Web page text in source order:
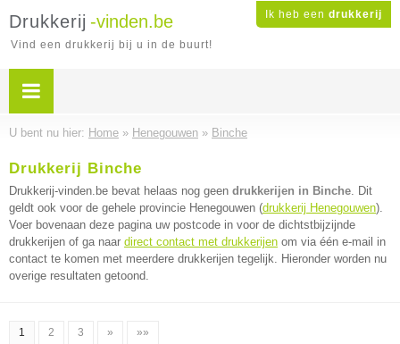
Ik heb een drukkerij
Drukkerij -vinden.be
Vind een drukkerij bij u in de buurt!
U bent nu hier: Home » Henegouwen » Binche
Drukkerij Binche
Drukkerij-vinden.be bevat helaas nog geen drukkerijen in Binche. Dit
geldt ook voor de gehele provincie Henegouwen (drukkerij Henegouwen).
Voer bovenaan deze pagina uw postcode in voor de dichtstbijzijnde
drukkerijen of ga naar direct contact met drukkerijen om via één e-mail in
contact te komen met meerdere drukkerijen tegelijk. Hieronder worden nu
overige resultaten getoond.
1 2 3 » »»